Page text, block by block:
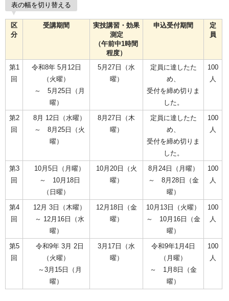
表の幅を切り替える
区
分
受講期間
実技講習・効果
測定
（午前中1時間
程度）
申込受付期間
定
員
第1
回
令和8年 5月12日
（火曜）
～ 5月25日（月
曜）
5月27日（水
曜）
定員に達したた
め、
受付を締め切りま
した。
100
人
第2
回
8月 12日（水曜）
～ 8月25日（火
曜）
8月27日（木
曜）
定員に達したた
め、
受付を締め切りま
した。
100
人
第3
回
10月5日（月曜）
～ 10月18日
（日曜）
10月20日（火
曜）
8月24日（月曜）
～ 8月28日（金
曜）
100
人
第4
回
12月 3日（木曜）
～ 12月16日（水
曜）
12月18日（金
曜）
10月13日（火曜）
～ 10月16日（金
曜）
100
人
第5
回
令和9年 3月 2日
（火曜）
～3月15日（月
曜）
3月17日（水
曜）
令和9年1月4日
（月曜）
～ 1月8日（金
曜）
100
人